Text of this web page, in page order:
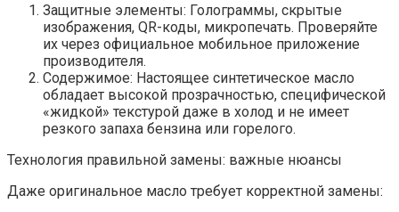
Защитные элементы: Голограммы, скрытые
изображения, QR-коды, микропечать. Проверяйте
их через официальное мобильное приложение
производителя.
Содержимое: Настоящее синтетическое масло
обладает высокой прозрачностью, специфической
«жидкой» текстурой даже в холод и не имеет
резкого запаха бензина или горелого.
Технология правильной замены: важные нюансы
Даже оригинальное масло требует корректной замены: